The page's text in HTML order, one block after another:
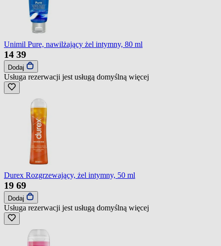
Unimil Pure, nawilżający żel intymny, 80 ml
14 39
Dodaj
Usługa rezerwacji jest usługą domyślną więcej
Durex Rozgrzewający, żel intymny, 50 ml
19 69
Dodaj
Usługa rezerwacji jest usługą domyślną więcej